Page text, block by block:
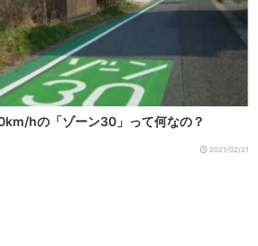
hの「ゾーン30」って何なの？
2021/02/21